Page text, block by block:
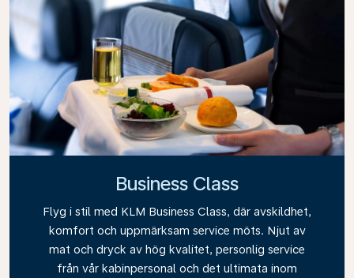
Business Class
Flyg i stil med KLM Business Class, där avskildhet,
komfort och uppmärksam service möts. Njut av
mat och dryck av hög kvalitet, personlig service
från vår kabinpersonal och det ultimata inom